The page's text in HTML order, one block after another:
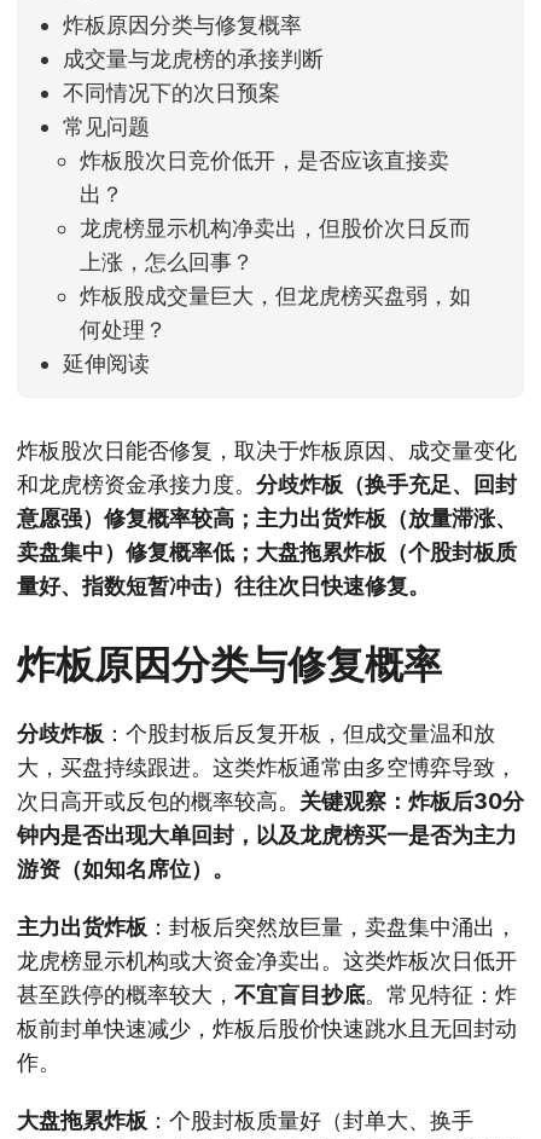
家感受到了春天般的暖风。指数涨了百点，交易额
回暖到2
炸板原因分类与修复概率
成交量与龙虎榜的承接判断
不同情况下的次日预案
常见问题
炸板股次日竞价低开，是否应该直接卖
出？
龙虎榜显示机构净卖出，但股价次日反而
上涨，怎么回事？
炸板股成交量巨大，但龙虎榜买盘弱，如
何处理？
延伸阅读
炸板股次日能否修复，取决于炸板原因、成交量变化
和龙虎榜资金承接力度。 分歧炸板（换手充足、回封
意愿强）修复概率较高；主力出货炸板（放量滞涨、
卖盘集中）修复概率低；大盘拖累炸板（个股封板质
量好、指数短暂冲击）往往次日快速修复。
炸板原因分类与修复概率
分歧炸板 ：个股封板后反复开板，但成交量温和放
大，买盘持续跟进。这类炸板通常由多空博弈导致，
次日高开或反包的概率较高。 关键观察：炸板后30分
钟内是否出现大单回封，以及龙虎榜买一是否为主力
游资（如知名席位）。
主力出货炸板 ：封板后突然放巨量，卖盘集中涌出，
龙虎榜显示机构或大资金净卖出。这类炸板次日低开
甚至跌停的概率较大， 不宜盲目抄底。常见特征：炸
板前封单快速减少，炸板后股价快速跳水且无回封动
作。
大盘拖累炸板 ：个股封板质量好（封单大、换手